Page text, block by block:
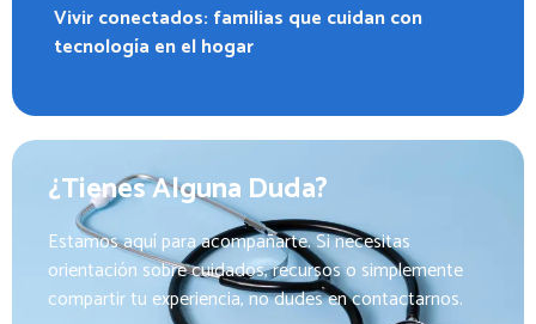
Vivir conectados: familias que cuidan con
tecnología en el hogar
¿Tienes Alguna Duda?
Estamos aquí para acompañarte. Si necesitas
orientación sobre cuidados, recursos o simplemente
compartir tu experiencia, no dudes en contactarnos.